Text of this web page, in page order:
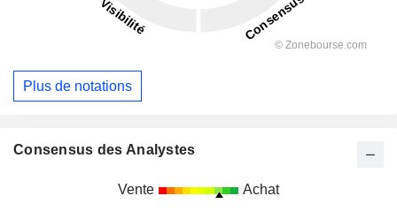
Plus de notations
Consensus des Analystes
Vente Achat